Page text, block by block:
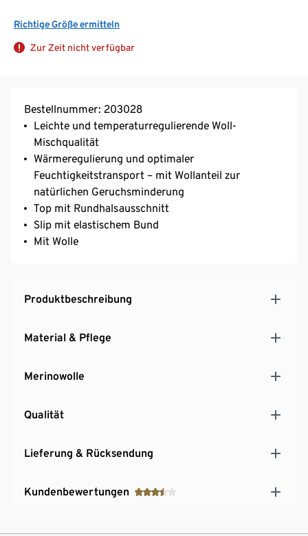
Richtige Größe ermitteln
Zur Zeit nicht verfügbar
Bestellnummer: 203028
Leichte und temperaturregulierende Woll-
Mischqualität
Wärmeregulierung und optimaler
Feuchtigkeitstransport – mit Wollanteil zur
natürlichen Geruchsminderung
Top mit Rundhalsausschnitt
Slip mit elastischem Bund
Mit Wolle
Produktbeschreibung
Material & Pflege
Merinowolle
Qualität
Lieferung & Rücksendung
Kundenbewertungen